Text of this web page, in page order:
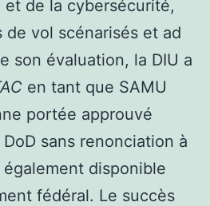
de la cybersécurité,
de vol scénarisés et ad
son évaluation, la DIU a
en tant que SAMU
portée approuvé
sans renonciation à
disponible
fédéral. Le succès